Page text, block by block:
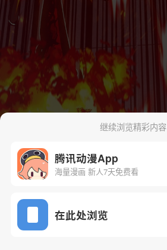
继续浏览精彩内容
腾讯动漫App
海量漫画 新人7天免费看
在此处浏览